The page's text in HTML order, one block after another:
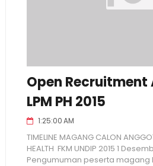
Open
LPM PH 2015
1:25:00 AM
TIMELINE MAGANG CALON
HEALTH FKM UNDIP 2015 1
Pengumuman peserta magang